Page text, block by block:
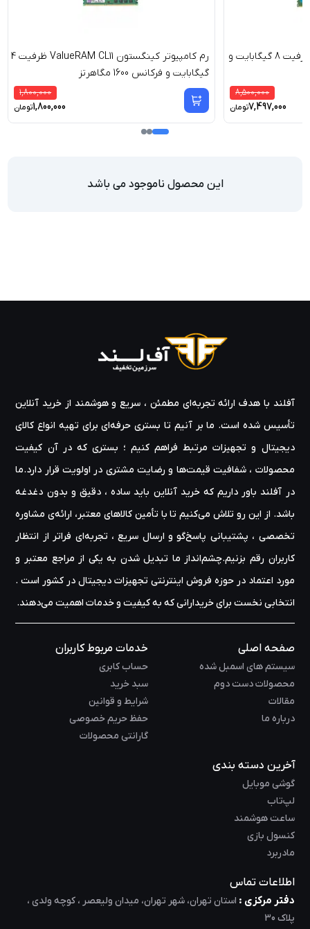
رم کامپیوتر کینگستون ValueRAM CL11 ظرفیت 4
گیگابایت و فرکانس 1600 مگاهرتز
1,800,000
1,800,000تومان
رم کامپیوتر کروشیال DDR4 ظرفیت 8 گیگابایت و
8,500,000
7,497,000تومان
این محصول ناموجود می باشد
آفلند با هدف ارائه‌ تجربه‌ای مطمئن ، سریع و هوشمند از خرید آنلاین
تأسیس شده است. ما بر آنیم تا بستری حرفه‌ای برای تهیه‌ انواع کالای
دیجیتال و تجهیزات مرتبط فراهم کنیم ؛ بستری که در آن کیفیت
محصولات ، شفافیت قیمت‌ها و رضایت مشتری در اولویت قرار دارد.ما
در آفلند باور داریم که خرید آنلاین باید ساده ، دقیق و بدون دغدغه
باشد. از این رو تلاش می‌کنیم تا با تأمین کالاهای معتبر، ارائه‌ی مشاوره‌
تخصصی ، پشتیبانی پاسخ‌گو و ارسال سریع ، تجربه‌ای فراتر از انتظار
کاربران رقم بزنیم.چشم‌انداز ما تبدیل شدن به یکی از مراجع معتبر و
مورد اعتماد در حوزه‌ فروش اینترنتی تجهیزات دیجیتال در کشور است .
انتخابی نخست برای خریدارانی که به کیفیت و خدمات اهمیت می‌دهند.
صفحه اصلی
سیستم های اسمبل شده
محصولات دست دوم
مقالات
درباره ما
خدمات مربوط کاربران
حساب کابری
سبد خرید
شرایط و قوانین
حفظ حریم خصوصی
گارانتی محصولات
آخرین دسته بندی
گوشی موبایل
لپ‌تاب
ساعت هوشمند
کنسول بازی
مادربرد
اطلاعات تماس
دفتر مرکزی : استان تهران، شهر تهران، میدان ولیعصر ، کوچه ولدی ،
پلاک 30